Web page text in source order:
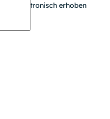
elektronisch erhoben